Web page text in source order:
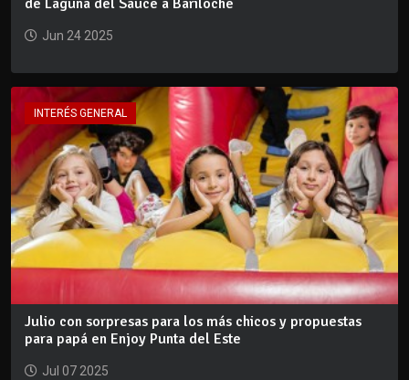
Jun 24 2025
INTERÉS GENERAL
Julio con sorpresas para los más chicos y propuestas
para papá en Enjoy Punta del Este
Jul 07 2025